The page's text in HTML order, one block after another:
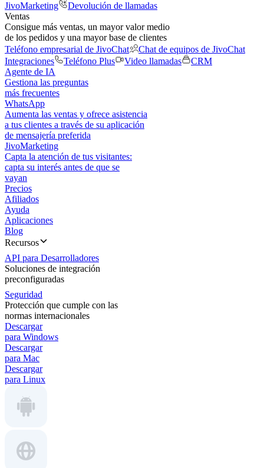
JivoMarketing
Devolución de llamadas
Ventas
Consigue más ventas, un mayor valor medio
de los pedidos y una mayor base de clientes
Teléfono empresarial de JivoChat
Chat de equipos de JivoChat
Integraciones
Teléfono Plus Video llamadas
CRM
Agente de IA
Gestiona las preguntas
más frecuentes
WhatsApp
Aumenta las ventas y ofrece asistencia
a tus clientes a través de su aplicación
de mensajería preferida
JivoMarketing
Capta la atención de tus visitantes:
capta su interés antes de que se
vayan
Precios
Afiliados
Ayuda
Aplicaciones
Blog
Recursos
API para Desarrolladores
Soluciones de integración
preconfiguradas
Seguridad
Protección que cumple con las
normas internacionales
Descargar
para Windows
Descargar
para Mac
Descargar
para Linux